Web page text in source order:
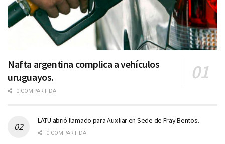
Nafta argentina complica a vehículos
uruguayos.
0 COMPARTIDA
LATU abrió llamado para Auxiliar en Sede de Fray Bentos.
0 COMPARTIDA